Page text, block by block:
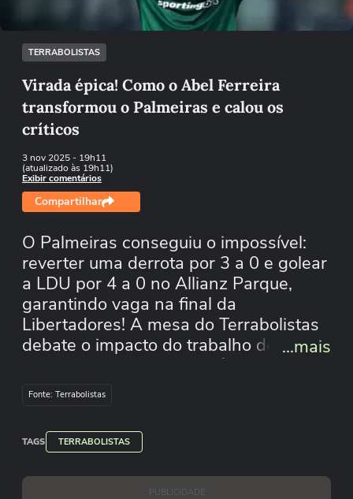
TERRABOLISTAS
Virada épica! Como o Abel Ferreira
transformou o Palmeiras e calou os
críticos
3 nov 2025- 19h11
(atualizado às 19h11)
Exibir comentários
Compartilhar
O Palmeiras conseguiu o impossível:
reverter uma derrota por 3 a 0 e golear
a LDU por 4 a 0 no Allianz Parque,
garantindo vaga na final da
Libertadores! A mesa do Terrabolistas
debate o impacto do trabalho de Abel
Ferreira, o aspecto psicológico e as
mudanças táticas que fizeram a
#AbelFerreira #Libertadores
#ViradaHistórica #Futebol
...mais
Fonte: Terrabolistas
TAGS TERRABOLISTAS
PUBLICIDADE